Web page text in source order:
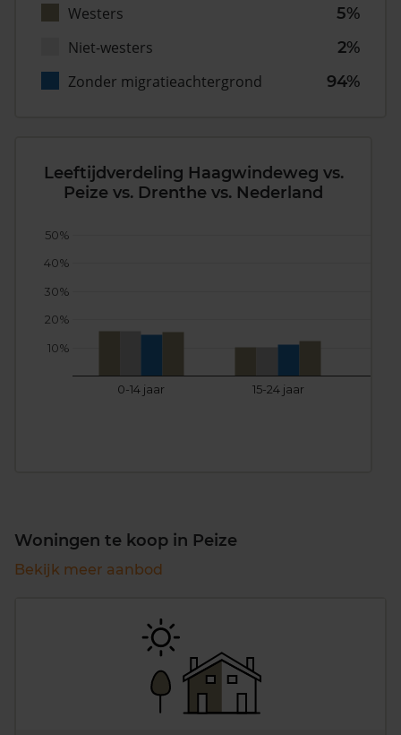
Westers
5%
Niet-westers
2%
Zonder migratieachtergrond
94%
Leeftijdverdeling Haagwindeweg vs.
Peize vs. Drenthe vs. Nederland
0-14 jaar 15-24 jaar
10%
20%
30%
40%
50%
Woningen te koop in Peize
Bekijk meer aanbod